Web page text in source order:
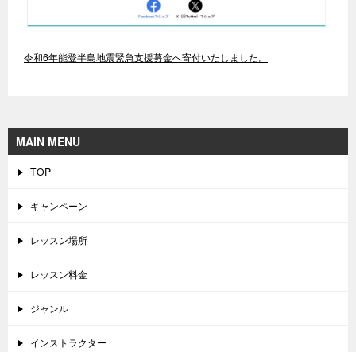
令和6年能登半島地震緊急支援募金へ寄付いたしました。
MAIN MENU
TOP
キャンペーン
レッスン場所
レッスン料金
ジャンル
インストラクター